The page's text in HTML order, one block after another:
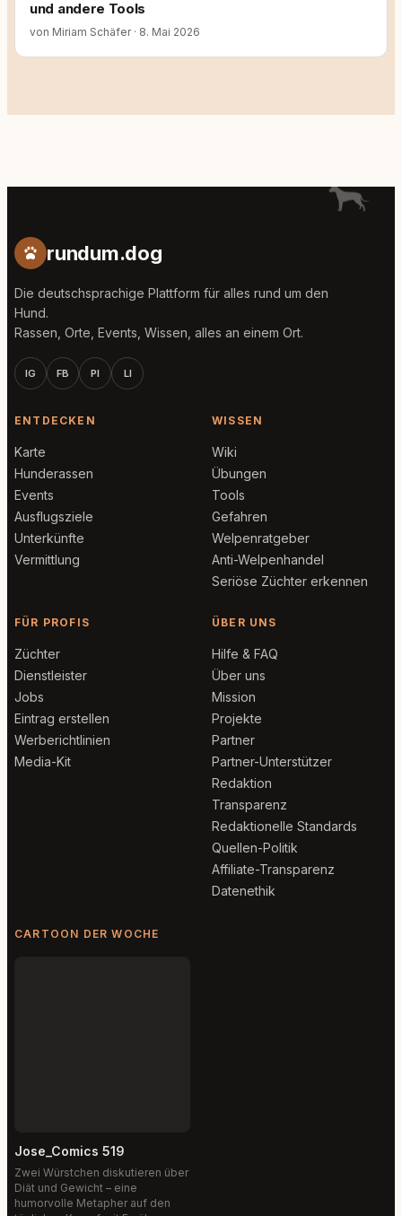
und andere Tools
von Miriam Schäfer · 8. Mai 2026
rundum.dog
Die deutschsprachige Plattform für alles rund um den
Hund.
Rassen, Orte, Events, Wissen, alles an einem Ort.
IG FB PI LI
ENTDECKEN
Karte
Hunderassen
Events
Ausflugsziele
Unterkünfte
Vermittlung
WISSEN
Wiki
Übungen
Tools
Gefahren
Welpenratgeber
Anti-Welpenhandel
Seriöse Züchter erkennen
FÜR PROFIS
Züchter
Dienstleister
Jobs
Eintrag erstellen
Werberichtlinien
Media-Kit
ÜBER UNS
Hilfe & FAQ
Über uns
Mission
Projekte
Partner
Partner-Unterstützer
Redaktion
Transparenz
Redaktionelle Standards
Quellen-Politik
Affiliate-Transparenz
Datenethik
CARTOON DER WOCHE
Jose_Comics 519
Zwei Würstchen diskutieren über
Diät und Gewicht – eine
humorvolle Metapher auf den